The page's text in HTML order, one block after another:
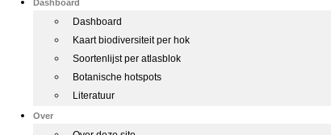
Dashboard
Dashboard
Kaart biodiversiteit per hok
Soortenlijst per atlasblok
Botanische hotspots
Literatuur
Over